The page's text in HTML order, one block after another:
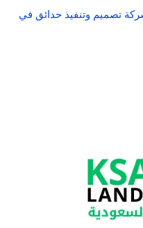
تصميم وتنفيذ حدائق في